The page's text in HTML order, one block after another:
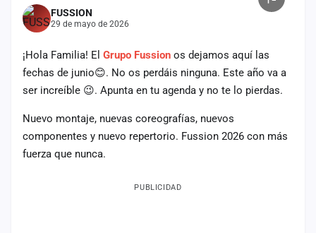
FUSSION
29 de mayo de 2026
¡ Hola Familia! El Grupo Fussion os dejamos aquí las
fechas de junio😊. No os perdáis ninguna. Este año va a
ser increíble 😉. Apunta en tu agenda y no te lo pierdas.
N uevo montaje, nuevas coreografías, nuevos
componentes y nuevo repertorio. Fussion 2026 con más
fuerza que nunca.
PUBLICIDAD
Inicio
Formaciones
Mapa
fiestas